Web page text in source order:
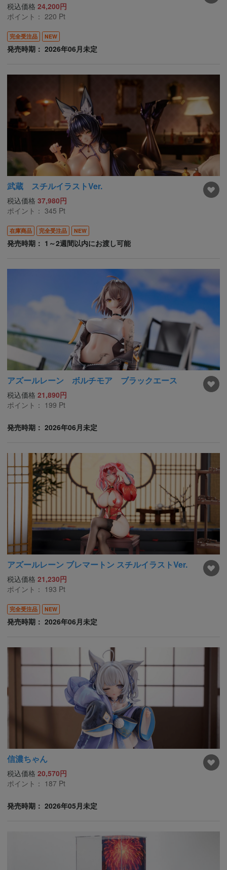
税込価格 24,200円
ポイント： 220 Pt
完全受注品 NEW
発売時期： 2026年06月未定
武蔵 スチルイラストVer.
税込価格 37,980円
ポイント： 345 Pt
在庫商品 完全受注品 NEW
発売時期： 1～2週間以内にお渡し可能
アズールレーン ボルチモア ブラックエース
税込価格 21,890円
ポイント： 199 Pt
発売時期： 2026年06月未定
アズールレーン ブレマートン スチルイラストVer.
税込価格 21,230円
ポイント： 193 Pt
完全受注品 NEW
発売時期： 2026年06月未定
信濃ちゃん
税込価格 20,570円
ポイント： 187 Pt
発売時期： 2026年05月未定